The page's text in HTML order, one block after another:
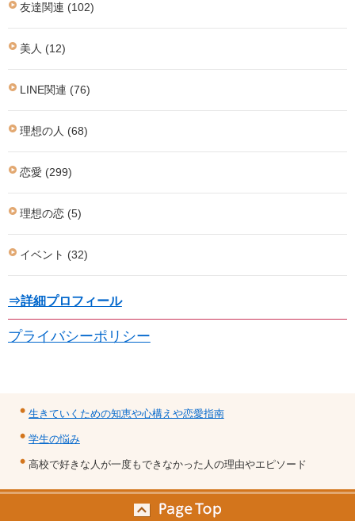
友達関連 (102)
美人 (12)
LINE関連 (76)
理想の人 (68)
恋愛 (299)
理想の恋 (5)
イベント (32)
⇒詳細プロフィール
プライバシーポリシー
生きていくための知恵や心構えや恋愛指南
学生の悩み
高校で好きな人が一度もできなかった人の理由やエピソード
© 2025 生きていくための知恵や心構えや恋愛指南.